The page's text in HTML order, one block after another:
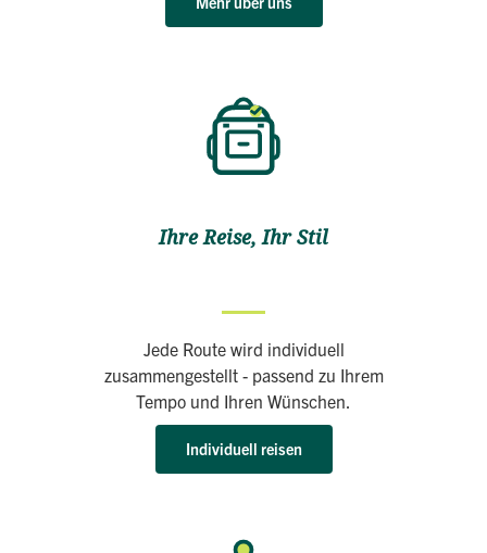
Ihre Reise, Ihr Stil
Jede Route wird individuell
zusammengestellt - passend zu Ihrem
Tempo und Ihren Wünschen.
Individuell reisen